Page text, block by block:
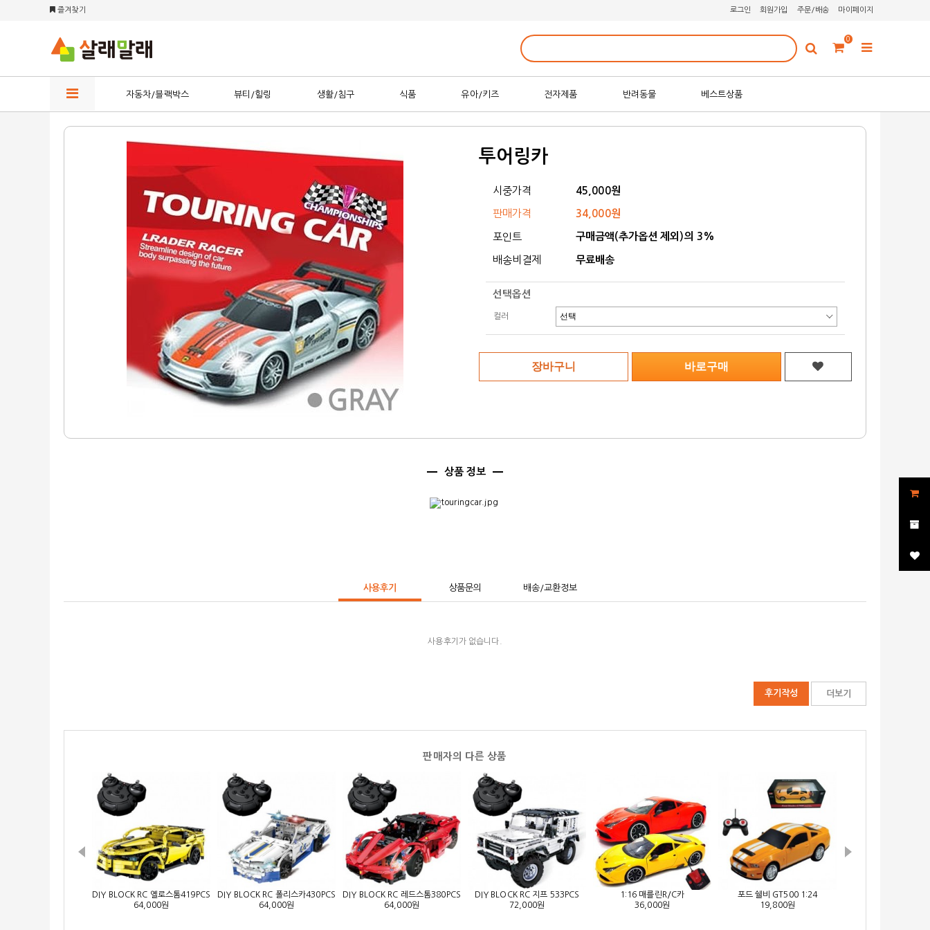
즐겨찾기 로그인 회원가입 주문/배송 마이페이지
0
자동차/블랙박스 뷰티/힐링 생활/침구 식품 유아/키즈 전자제품 반려동물 베스트상품
투어링카
시중가격 45,000원
판매가격 34,000원
포인트 구매금액(추가옵션 제외)의 3%
배송비결제 무료배송
선택옵션
컬러
상품 정보
사용후기 상품문의 배송/교환정보
사용후기가 없습니다.
후기작성 더보기
판매자의 다른 상품
DIY BLOCK RC 옐로스톰419PCS
64,000원
DIY BLOCK RC 폴리스카430PCS
64,000원
DIY BLOCK RC 레드스톰380PCS
64,000원
DIY BLOCK RC 지프 533PCS
72,000원
1:16 매를린R/C카
36,000원
포드 쉘비 GT500 1:24
19,800원
next